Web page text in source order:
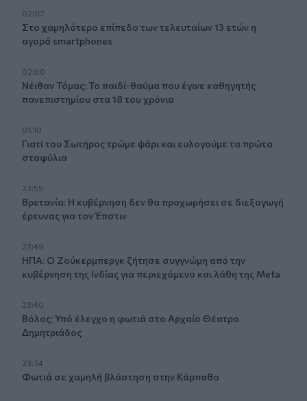
02:07
Στο χαμηλότερο επίπεδο των τελευταίων 13 ετών η
αγορά smartphones
02:00
Νέιθαν Τόμας: Το παιδί-θαύμα που έγινε καθηγητής
πανεπιστημίου στα 18 του χρόνια
01:10
Γιατί του Σωτήρος τρώμε ψάρι και ευλογούμε τα πρώτα
σταφύλια
23:55
Βρετανία: Η κυβέρνηση δεν θα προχωρήσει σε διεξαγωγή
έρευνας για τον Έπστιν
23:49
ΗΠΑ: Ο Ζούκερμπεργκ ζήτησε συγγνώμη από την
κυβέρνηση της Ινδίας για περιεχόμενο και λάθη της Meta
23:40
Βόλος: Υπό έλεγχο η φωτιά στο Αρχαίο Θέατρο
Δημητριάδος
23:34
Φωτιά σε χαμηλή βλάστηση στην Κάρπαθο